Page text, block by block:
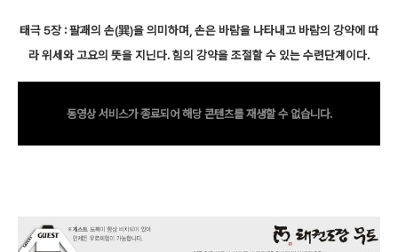
태극 5장 : 팔괘의 손(巽)을 의미하며, 손은 바람을 나타내고 바람의 강약에 따
라 위세와 고요의 뜻을 지닌다. 힘의 강약을 조절할 수 있는 수련단계이다.
동영상 서비스가 종료되어 해당 콘텐츠를 재생할 수 없습니다.